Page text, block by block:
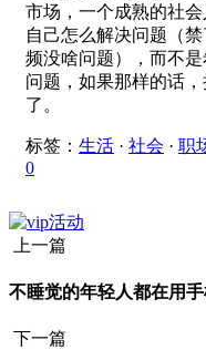
市场，一个成熟的社
自己怎么解决问题（
频没啥问题），而不
问题，如果那样的话
了。
标签： 生活 · 社会 · 职
0
上一篇
不睡觉的年轻人都在用
下一篇